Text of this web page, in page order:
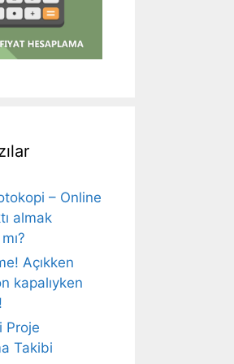
– Online
almak
Açıkken
kapalıyken
Proje
Takibi